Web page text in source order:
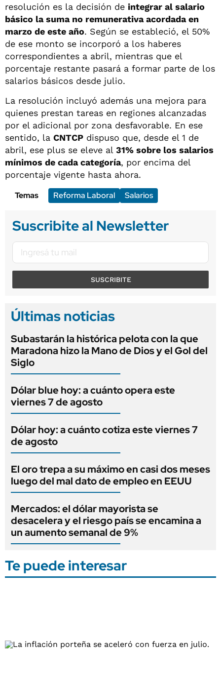
resolución es la decisión de integrar al salario
básico la suma no remunerativa acordada en
marzo de este año. Según se estableció, el 50%
de ese monto se incorporó a los haberes
correspondientes a abril, mientras que el
porcentaje restante pasará a formar parte de los
salarios básicos desde julio.
La resolución incluyó además una mejora para
quienes prestan tareas en regiones alcanzadas
por el adicional por zona desfavorable. En ese
sentido, la CNTCP dispuso que, desde el 1 de
abril, ese plus se eleve al 31% sobre los salarios
mínimos de cada categoría, por encima del
porcentaje vigente hasta ahora.
Temas
Reforma Laboral Salarios
Suscribite al Newsletter
SUSCRIBITE
Últimas noticias
Subastarán la histórica pelota con la que
Maradona hizo la Mano de Dios y el Gol del
Siglo
Dólar blue hoy: a cuánto opera este
viernes 7 de agosto
Dólar hoy: a cuánto cotiza este viernes 7
de agosto
El oro trepa a su máximo en casi dos meses
luego del mal dato de empleo en EEUU
Mercados: el dólar mayorista se
desacelera y el riesgo país se encamina a
un aumento semanal de 9%
Te puede interesar